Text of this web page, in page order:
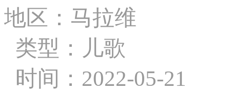
地区：马拉维
类型：儿歌
时间：2022-05-21